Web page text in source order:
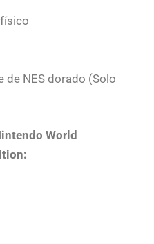
de NES dorado (Solo
World